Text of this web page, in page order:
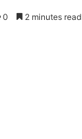
0 2 minutes read